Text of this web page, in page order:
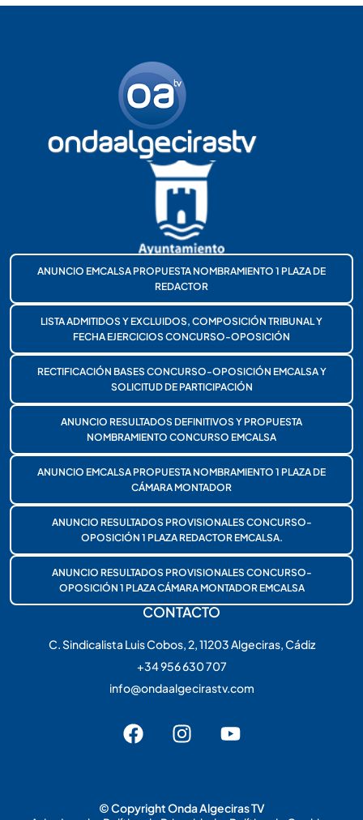
ANUNCIO EMCALSA PROPUESTA NOMBRAMIENTO 1 PLAZA DE
REDACTOR
LISTA ADMITIDOS Y EXCLUIDOS, COMPOSICIÓN TRIBUNAL Y
FECHA EJERCICIOS CONCURSO-OPOSICIÓN
RECTIFICACIÓN BASES CONCURSO-OPOSICIÓN EMCALSA Y
SOLICITUD DE PARTICIPACIÓN
ANUNCIO RESULTADOS DEFINITIVOS Y PROPUESTA
NOMBRAMIENTO CONCURSO EMCALSA
ANUNCIO EMCALSA PROPUESTA NOMBRAMIENTO 1 PLAZA DE
CÁMARA MONTADOR
ANUNCIO RESULTADOS PROVISIONALES CONCURSO-
OPOSICIÓN 1 PLAZA REDACTOR EMCALSA.
ANUNCIO RESULTADOS PROVISIONALES CONCURSO-
OPOSICIÓN 1 PLAZA CÁMARA MONTADOR EMCALSA
CONTACTO
C. Sindicalista Luis Cobos, 2, 11203 Algeciras, Cádiz
+34 956 630 707
info@ondaalgecirastv.com
© Copyright Onda Algeciras TV